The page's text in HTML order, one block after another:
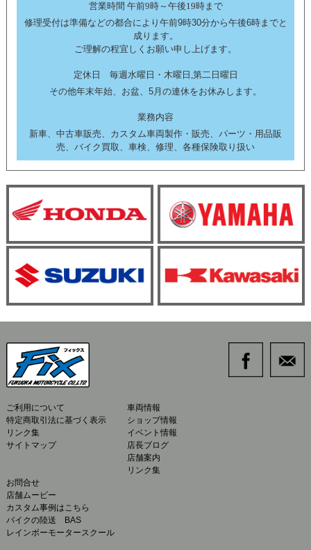
営業時間 午前9時～午後19時まで
修理受付は準備などの都合により午前9時30分から午後6時までと
成ります。
ご理解の程宜しくお願い申し上げます。
定休日 毎週水曜日・木曜日,第二日曜日
その他年末年始、お盆、5月の連休をお休みします。
業務内容
新車、中古車販売、カスタム車両製作・販売、パーツ・用品販
売、バイク買取、車検、修理、各種保険取り扱い
ご利用について
特定商取引法に基づく表示
リンク集
サイトマップ
車両情報
ショップ情報
イベント情報
店長ブログ
店舗案内
リンク集
お問合せ
店舗ムービー
カスタム事例はこちら
バイクの陸送 BAS
レインボーモータースクール